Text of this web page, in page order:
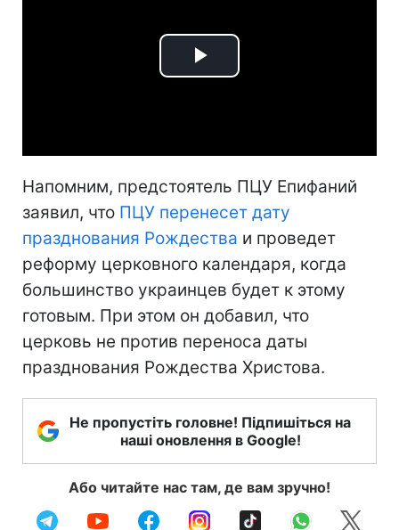
Play
Напомним, предстоятель ПЦУ Епифаний
заявил, что ПЦУ перенесет дату
празднования Рождества и проведет
реформу церковного календаря, когда
большинство украинцев будет к этому
готовым. При этом он добавил, что
церковь не против переноса даты
празднования Рождества Христова.
Не пропустіть головне! Підпишіться на
наші оновлення в Google!
Або читайте нас там, де вам зручно!